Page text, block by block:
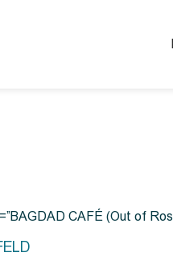
CAFÉ (Out of